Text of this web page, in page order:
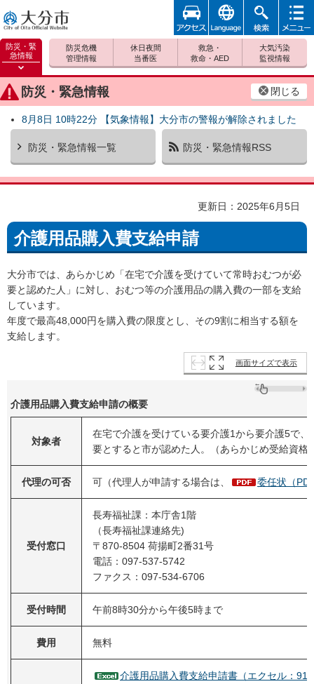
大分市
防災・緊
急情報
防災緊
急情報
を開く
防災・緊急情報 閉じる
8月8日 10時22分 【気象情報】大分市の警報が解除されました
防災・緊急情報一覧 防災・緊急情報RSS
防災危機
管理情報
休日夜間
当番医
救急・
救命・AED
大気汚染
監視情報
アクセ
ス
foreign 検索
メニュ
更新日：2025年6月5日
介護用品購入費支給申請
大分市では、あらかじめ「在宅で介護を受けていて常時おむつが必
要と認めた人」に対し、おむつ等の介護用品の購入費の一部を支給
しています。
年度で最高48,000円を購入費の限度とし、その9割に相当する額を
支給します。
画面サイズで表示
介護用品購入費支給申請の概要
対象者
在宅で介護を受けている要介護1から要介護5で
要とすると市が認めた人。（あらかじめ受給資格
代理の可否 可（代理人が申請する場合は、 委任状（
受付窓口
長寿福祉課：本庁舎1階
（長寿福祉課連絡先)
〒870-8504 荷揚町2番31号
電話：097-537-5742
ファクス：097-534-6706
受付時間 午前8時30分から午後5時まで
費用 無料
介護用品購入費支給申請書（エクセル：